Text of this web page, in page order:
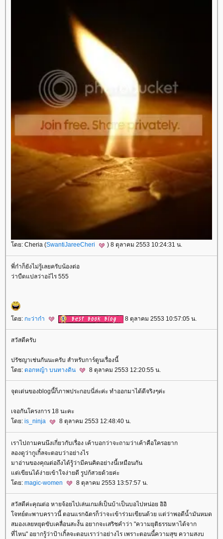
ดย: Cheria (SwantiJareeCheri ) 8 ตุลาคม 2553 10:24:31 น.
พี่ก๋าก็ยังไม่รู้เลยครับน้องต่อ
ว่าบืดแปลว่าอะัไร 555
ดย: กะว่าก๋า 8 ตุลาคม 2553 10:57:05 น.
สวัสดีครับ
ปรัชญาเช่นกันนะครับ สำหรับการ์ตูนเรื่องนี้
ดย: ดอกหญ้า บนทางดิน 8 ตุลาคม 2553 12:20:55 น.
จุดเด่นของblogนี้ก็ภาพประกอบนี่ล่ะค่ะ ทำออกมาได้ดีจริงๆค่ะ
เจอกันโครงการ 18 นะคะ
ดย: is_ninja 8 ตุลาคม 2553 12:48:40 น.
เราไปถามคนนึงเกี่ยวกับเรื่อง เค้าบอกว่าจะถามว่าเค้าคือใครอยาก
ลองดูว่ากูเกิ้ลจะตอบว่าอย่างไร
มาอ่านของคุณต่อถึงได้รู้ว่ามีคนคิดอย่างนี้เหมือนกัน
ต่เขียนได้ง่ายเข้าใจง่ายดี รูปก้สวยด้วยค่ะ
ดย: magic-women 8 ตุลาคม 2553 13:57:57 น.
สวัสดีค่ะคุณต่อ หายจ้อยไปเล่นเกมส์เป็นบ้าเป็นบอไปหน่อย อิอิ
จทย์ตะพาบคราวนี้ ตอนแรกฉัตรก็ว่าจะเข้าร่วมเขียนด้วย แต่ว่าพอดีน้ำมันหมด
สมองเลยหยุดขับเคลื่อนสะงั้น อยากจะเสริชคำว่า "ความยุติธรรมหาได้จาก
ที่ไหน" อยากรู้ว่าป้าเกิ้ลจะตอบเราว่าอย่างไร เพราะตอนนี้ความสุข ความสงบ